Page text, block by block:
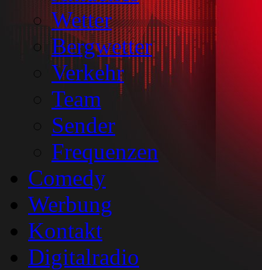
Wetter
Bergwetter
Verkehr
Team
Sender
Frequenzen
Comedy
Werbung
Kontakt
Digitalradio